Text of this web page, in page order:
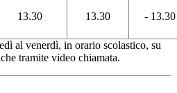
13.30
13.30
- 13.30
al venerdì, in orario scolastico, su
tramite video chiamata.